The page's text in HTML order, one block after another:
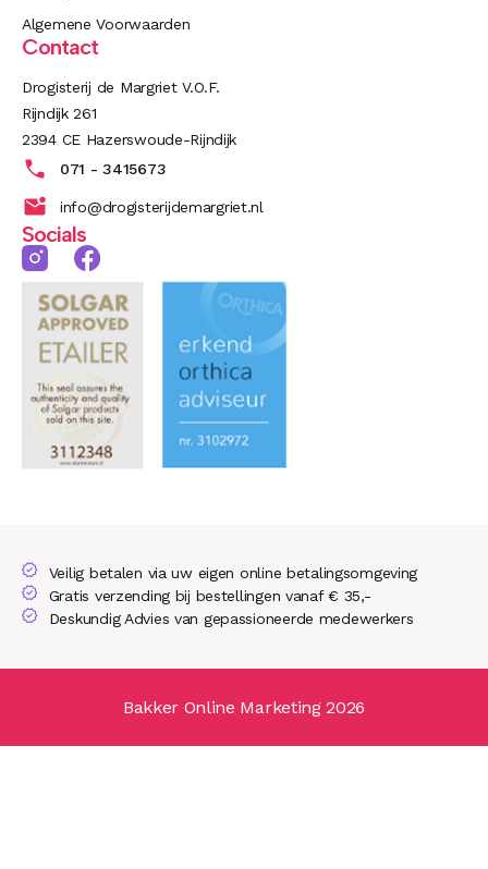
Algemene Voorwaarden
Contact
Drogisterij de Margriet V.O.F.
Rijndijk 261
2394 CE Hazerswoude-Rijndijk
071 - 3415673
info@drogisterijdemargriet.nl
Socials
Veilig betalen via uw eigen online betalingsomgeving
Gratis verzending bij bestellingen vanaf € 35,-
Deskundig Advies van gepassioneerde medewerkers
Bakker Online Marketing 2026